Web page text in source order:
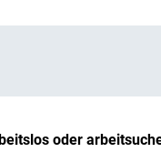
oder